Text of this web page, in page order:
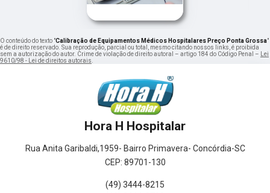
O conteúdo do texto "Calibração de Equipamentos Médicos Hospitalares Preço Ponta Grossa"
é de direito reservado. Sua reprodução, parcial ou total, mesmo citando nossos links, é proibida
sem a autorização do autor. Crime de violação de direito autoral – artigo 184 do Código Penal – Lei
9610/98 - Lei de direitos autorais.
Hora H Hospitalar
Rua Anita Garibaldi,1959- Bairro Primavera- Concórdia-SC
CEP: 89701-130
(49) 3444-8215